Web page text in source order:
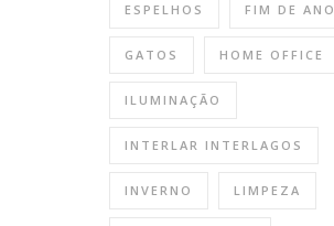
ESPELHOS FIM DE ANO
GATOS HOME OFFICE
ILUMINAÇÃO
INTERLAR INTERLAGOS
INVERNO LIMPEZA